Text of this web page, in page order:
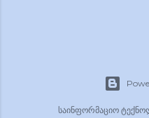
საინფორმაციო